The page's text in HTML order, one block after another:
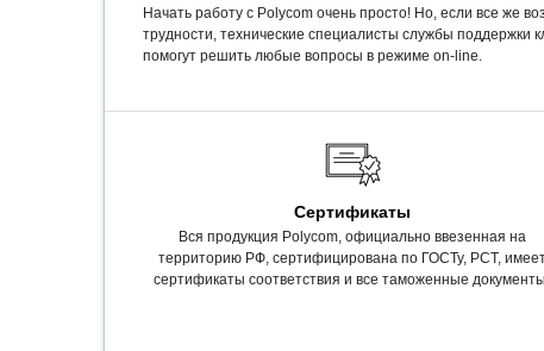
Начать работу с Polycom очень просто! Но, если все же
трудности, технические специалисты службы поддержки
помогут решить любые вопросы в режиме on-line.
Сертификаты
Вся продукция Polycom, официально ввезенная на
территорию РФ, сертифицирована по ГОСТу, РСТ,
сертификаты соответствия и все таможенные документы.